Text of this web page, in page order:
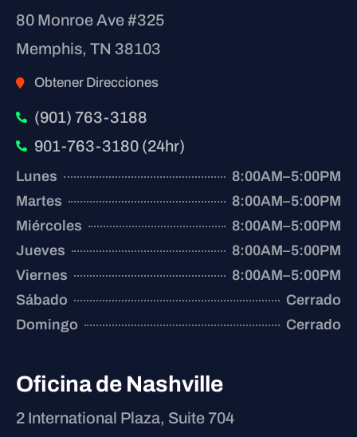
80 Monroe Ave #325
Memphis, TN 38103
Obtener Direcciones
(901) 763-3188
901-763-3180 (24hr)
Lunes
8:00AM–5:00PM
Martes
8:00AM–5:00PM
Miércoles
8:00AM–5:00PM
Jueves
8:00AM–5:00PM
Viernes
8:00AM–5:00PM
Sábado
Cerrado
Domingo
Cerrado
Oficina de Nashville
2 International Plaza, Suite 704